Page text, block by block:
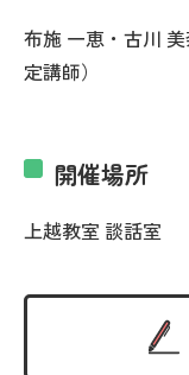
布施 一恵・古川
定講師）
開催場所
上越教室 談話室